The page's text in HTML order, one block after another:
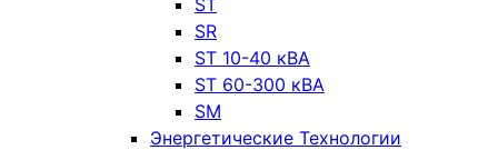
ST
SR
ST 10-40 кВА
ST 60-300 кВА
SM
Энергетические Технологии